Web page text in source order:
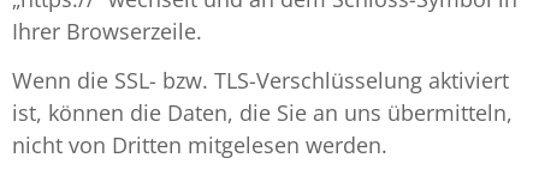
Ihrer Browserzeile.
Wenn die SSL- bzw. TLS-Verschlüsselung aktiviert
ist, können die Daten, die Sie an uns übermitteln,
nicht von Dritten mitgelesen werden.